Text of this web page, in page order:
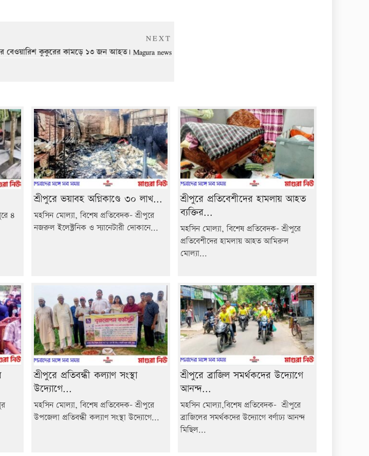
Post
NEXT
বেওয়ারিশ কুকুরের কামড়ে ১৩ জন আহত। Magura news
৪
শ্রীপুরে ভয়াবহ অগ্নিকাণ্ডে ৩০ লাখ...
মহসিন মোল্যা, বিশেষ প্রতিবেদক- শ্রীপুরে
নজরুল ইলেক্ট্রনিক ও স্যানেটারী দোকানে...
শ্রীপুরে প্রতিবেশীদের হামলায় আহত
ব্যক্তির...
মহসিন মোল্যা, বিশেষ প্রতিবেদক- শ্রীপুরে
প্রতিবেশীদের হামলায় আহত আমিরুল
মোল্যা...
শ্রীপুরে প্রতিবন্ধী কল্যাণ সংস্থা
উদ্যোগে...
মহসিন মোল্যা, বিশেষ প্রতিবেদক- শ্রীপুরে
উপজেলা প্রতিবন্ধী কল্যাণ সংস্থা উদ্যোগে...
শ্রীপুরে ব্রাজিল সমর্থকদের উদ্যোগে
আনন্দ...
মহসিন মোল্যা,বিশেষ প্রতিবেদক- শ্রীপুরে
ব্রাজিলের সমর্থকদের উদ্যোগে বর্ণাঢ্য আনন্দ
মিছিল...